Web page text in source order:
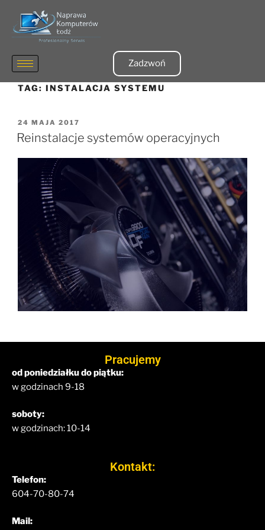
Zadzwoń
TAG: INSTALACJA SYSTEMU
24 MAJA 2017
Reinstalacje systemów operacyjnych
Pracujemy
od poniedziałku do piątku:
w godzinach 9-18
soboty:
w godzinach: 10-14
Kontakt:
Telefon:
604-70-80-74
Mail: